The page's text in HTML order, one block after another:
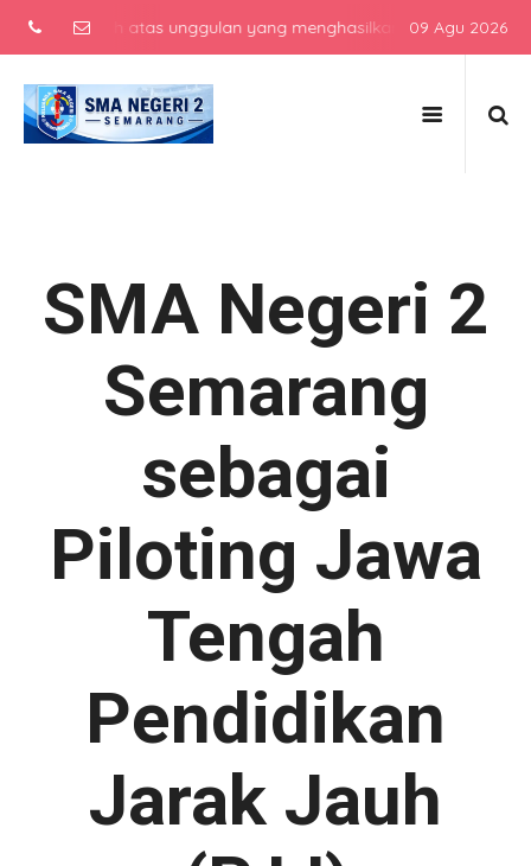
menengah atas unggulan yang menghasilkan lulusan09 Agu 2026
SMA Negeri 2
Semarang
sebagai
Piloting Jawa
Tengah
Pendidikan
Jarak Jauh